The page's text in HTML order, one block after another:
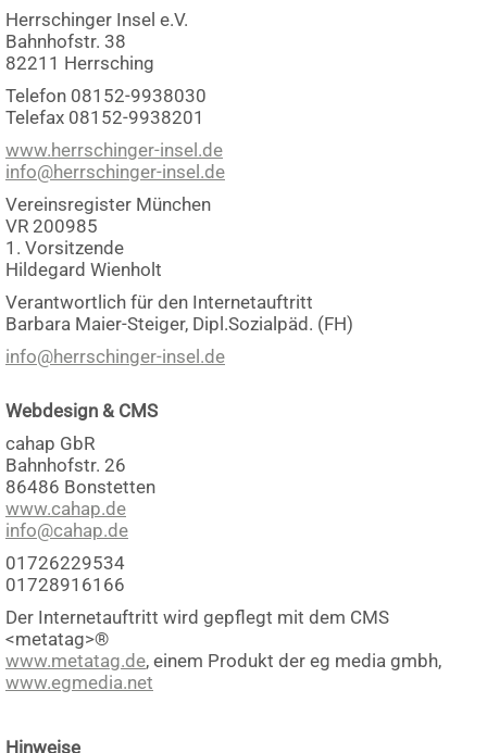
Herrschinger Insel e.V.
Bahnhofstr. 38
82211 Herrsching
Telefon 08152-9938030
Telefax 08152-9938201
www.herrschinger-insel.de
info@herrschinger-insel.de
Vereinsregister München
VR 200985
1. Vorsitzende
Hildegard Wienholt
Verantwortlich für den Internetauftritt
Barbara Maier-Steiger, Dipl.Sozialpäd. (FH)
info@herrschinger-insel.de
Webdesign & CMS
cahap GbR
Bahnhofstr. 26
86486 Bonstetten
www.cahap.de
info@cahap.de
01726229534
01728916166
Der Internetauftritt wird gepflegt mit dem CMS
<metatag>®
www.metatag.de, einem Produkt der eg media gmbh,
www.egmedia.net
Hinweise